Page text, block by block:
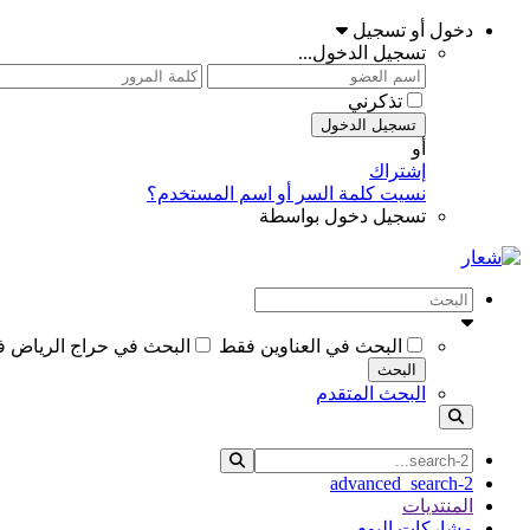
دخول أو تسجيل
تسجيل الدخول...
تذكرني
تسجيل الدخول
أو
إشتراك
نسيت كلمة السر أو اسم المستخدم؟
تسجيل دخول بواسطة
البحث في العناوين فقط البحث في حراج
البحث
البحث المتقدم
advanced_search-2
المنتديات